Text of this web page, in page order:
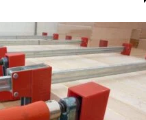
Tahan
Lama